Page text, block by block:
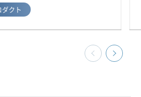
クト